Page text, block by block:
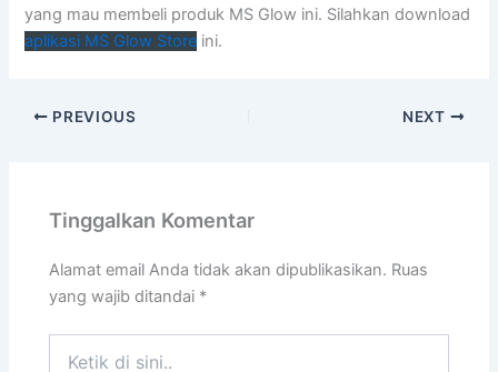
yang mau membeli produk MS Glow ini. Silahkan download
aplikasi MS Glow Store ini.
PREVIOUS NEXT
Tinggalkan Komentar
Alamat email Anda tidak akan dipublikasikan. Ruas
yang wajib ditandai *